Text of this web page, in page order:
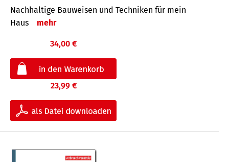
Nachhaltige Bauweisen und Techniken für mein
Haus
mehr
34,00 €
23,99 €